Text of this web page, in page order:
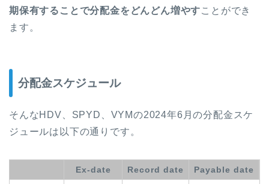
期保有することで分配金をどんどん増やすことができ
ます。
分配金スケジュール
そんなHDV、SPYD、VYMの2024年6月の分配金スケ
ジュールは以下の通りです。
Ex-date Record date Payable date